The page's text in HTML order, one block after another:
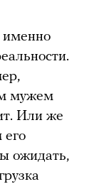
именно
мужем
Или же
его
ожидать,